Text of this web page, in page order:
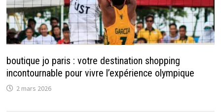
boutique jo paris : votre destination shopping
incontournable pour vivre l’expérience olympique
2 mars 2026